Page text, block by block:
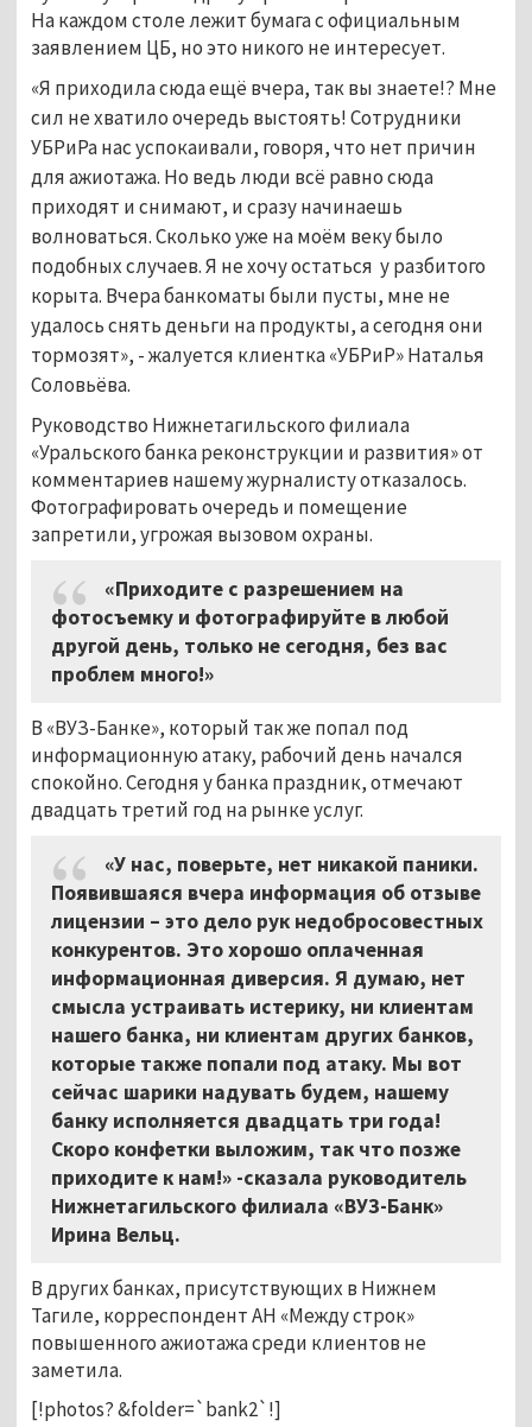
На каждом столе лежит бумага с официальным
заявлением ЦБ, но это никого не интересует.
«Я приходила сюда ещё вчера, так вы знаете!? Мне
сил не хватило очередь выстоять! Сотрудники
УБРиРа нас успокаивали, говоря, что нет причин
для ажиотажа. Но ведь люди всё равно сюда
приходят и снимают, и сразу начинаешь
волноваться. Сколько уже на моём веку было
подобных случаев. Я не хочу остаться у разбитого
корыта. Вчера банкоматы были пусты, мне не
удалось снять деньги на продукты, а сегодня они
тормозят», - жалуется клиентка «УБРиР» Наталья
Соловьёва.
Руководство Нижнетагильского филиала
«Уральского банка реконструкции и развития» от
комментариев нашему журналисту отказалось.
Фотографировать очередь и помещение
запретили, угрожая вызовом охраны.
«Приходите с разрешением на
фотосъемку и фотографируйте в любой
другой день, только не сегодня, без вас
проблем много!»
В «ВУЗ-Банке», который так же попал под
информационную атаку, рабочий день начался
спокойно. Сегодня у банка праздник, отмечают
двадцать третий год на рынке услуг.
«У нас, поверьте, нет никакой паники.
Появившаяся вчера информация об отзыве
лицензии – это дело рук недобросовестных
конкурентов. Это хорошо оплаченная
информационная диверсия. Я думаю, нет
смысла устраивать истерику, ни клиентам
нашего банка, ни клиентам других банков,
которые также попали под атаку. Мы вот
сейчас шарики надувать будем, нашему
банку исполняется двадцать три года!
Скоро конфетки выложим, так что позже
приходите к нам!» -сказала руководитель
Нижнетагильского филиала «ВУЗ-Банк»
Ирина Вельц.
В других банках, присутствующих в Нижнем
Тагиле, корреспондент АН «Между строк»
повышенного ажиотажа среди клиентов не
заметила.
[!photos? &folder=`bank2`!]